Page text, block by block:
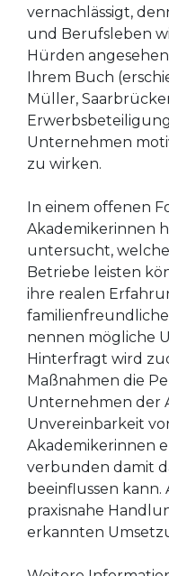
vernachlässigt,
und Berufsleben
Hürden
Ihrem Buch
Müller,
Unternehmen
zu wirken.
In einem offenen
Akademikerinnen
untersucht,
Betriebe leisten
ihre realen
nennen mögliche
Hinterfragt wird
Maßnahmen die
Unternehmen der
Unvereinbarkeit
Akademikerinnen
verbunden damit
beeinflussen
praxisnahe
erkannten